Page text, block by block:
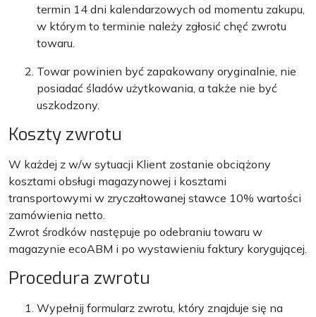
termin 14 dni kalendarzowych od momentu zakupu,
w którym to terminie należy zgłosić chęć zwrotu
towaru.
Towar powinien być zapakowany oryginalnie, nie
posiadać śladów użytkowania, a także nie być
uszkodzony.
Koszty zwrotu
W każdej z w/w sytuacji Klient zostanie obciążony
kosztami obsługi magazynowej i kosztami
transportowymi w zryczałtowanej stawce 10% wartości
zamówienia netto.
Zwrot środków następuje po odebraniu towaru w
magazynie ecoABM i po wystawieniu faktury korygującej.
Procedura zwrotu
Wypełnij formularz zwrotu, który znajduje się na